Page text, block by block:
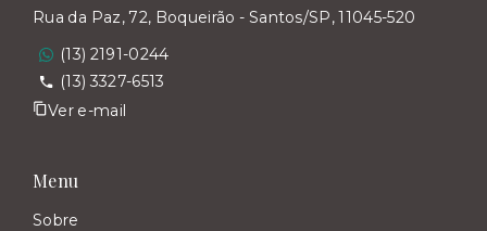
Rua da Paz, 72, Boqueirão - Santos/SP, 11045-520
(13) 2191-0244
(13) 3327-6513
Ver e-mail
Menu
Sobre